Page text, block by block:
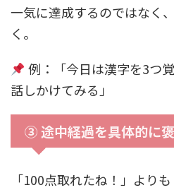
一気に達成するのではなく、
く。
例：「今日は漢字を3つ
話しかけてみる」
③ 途中経過を具体的に
「100点取れたね！」より